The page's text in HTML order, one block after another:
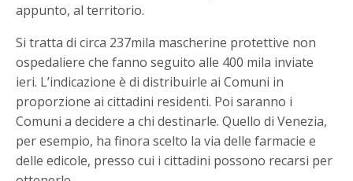
appunto, al territorio.
Si tratta di circa 237mila mascherine protettive non
ospedaliere che fanno seguito alle 400 mila inviate
ieri. L’indicazione è di distribuirle ai Comuni in
proporzione ai cittadini residenti. Poi saranno i
Comuni a decidere a chi destinarle. Quello di Venezia,
per esempio, ha finora scelto la via delle farmacie e
delle edicole, presso cui i cittadini possono recarsi per